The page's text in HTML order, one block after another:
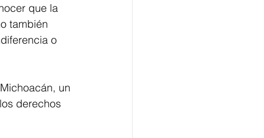
que la
también
o
un
derechos